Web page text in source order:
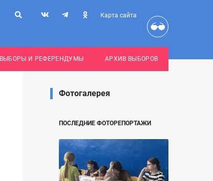
Карта сайта
ВЫБОРЫ И РЕФЕРЕНДУМЫ АРХИВ ВЫБОРОВ
Фотогалерея
ПОСЛЕДНИЕ ФОТОРЕПОРТАЖИ